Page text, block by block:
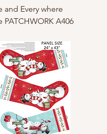
and Every where
PATCHWORK A406